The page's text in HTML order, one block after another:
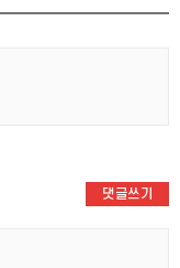
댓글쓰기